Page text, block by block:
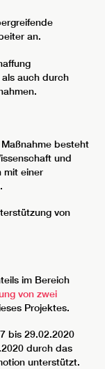
an.
als auch durch
besteht
und
mit einer
von
im Bereich
von zwei
Projektes.
bis 29.02.2020
durch das
unterstützt.